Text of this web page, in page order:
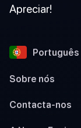
Apreciar!
Português
Sobre nós
Contacta-nos